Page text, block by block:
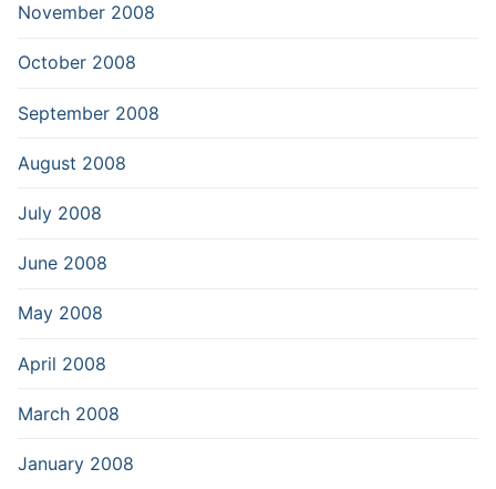
November 2008
October 2008
September 2008
August 2008
July 2008
June 2008
May 2008
April 2008
March 2008
January 2008